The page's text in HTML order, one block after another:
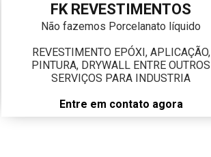
FK REVESTIMENTOS
Não fazemos Porcelanato líquido
REVESTIMENTO EPÓXI, APLICAÇÃO,
PINTURA, DRYWALL ENTRE OUTROS
SERVIÇOS PARA INDUSTRIA
Entre em contato agora